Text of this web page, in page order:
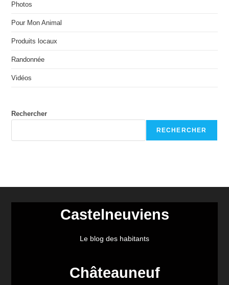
Photos
Pour Mon Animal
Produits locaux
Randonnée
Vidéos
Rechercher
RECHERCHER
Castelneuviens
Le blog des habitants
Châteauneuf